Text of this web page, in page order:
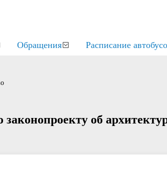
Обращения Расписание
об